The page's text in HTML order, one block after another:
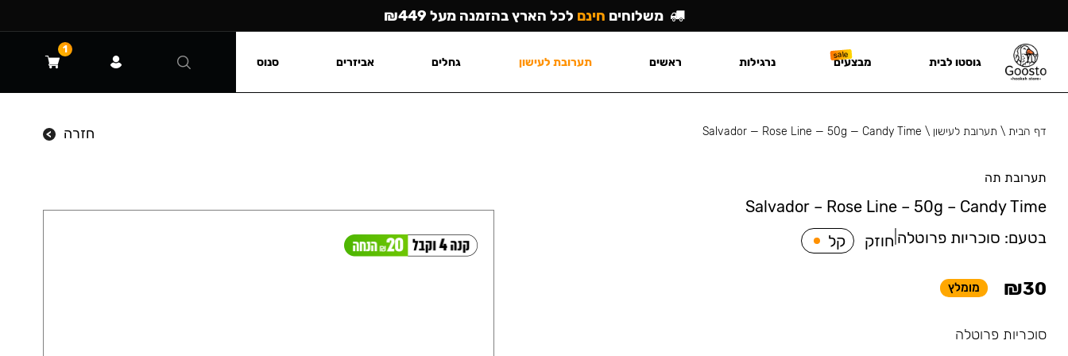
דף הבית\ תערובת לעישון \
Salvador — Rose Line — 50g — Candy Time חזרה
תערובת תה
Salvador – Rose Line – 50g – Candy Time
בטעם: סוכריות פרוטלה חוזק קל
₪30 מומלץ
סוכריות פרוטלה
משלוחים חינם לכל הארץ בהזמנה מעל ₪449
גוסטו לבית מבצעים נרגילות ראשים תערובת לעישון גחלים אביזרים סנוס
1